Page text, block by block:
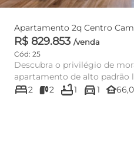
Apartamento 2q Centro
R$ 829.853 /venda
Cód: 25
Descubra o privilégio de
apartamento de alto padrão
Alves, no coraç...
bed2 2 bathtub1 directions_car1 other_houses